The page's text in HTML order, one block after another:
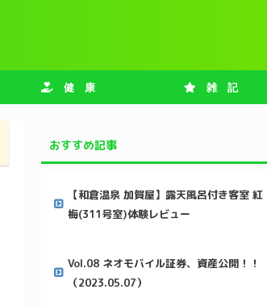
健 康 雑 記
おすすめ記事
【和倉温泉 加賀屋】露天風呂付き客室 紅
梅(311号室)体験レビュー
Vol.08 ネオモバイル証券、資産公開！！
（2023.05.07）